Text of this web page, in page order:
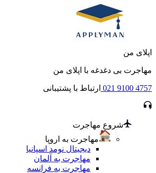
اپلای من
مهاجرت بی دغدغه با اپلای من
021 9100 4757 ارتباط با پشتیبانی
شروع مهاجرت
مهاجرت به اروپا
دیجیتال نومد اسپانیا
مهاجرت به آلمان
مهاجرت به فرانسه